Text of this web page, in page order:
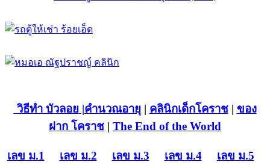
วิธีทำ บัวลอย |คำนวณอายุ | คลินิกเด็กโคราช| ของ
ฝาก โคราช | The End of the World
เลข ม.1 เลข ม.2 เลข ม.3 เลข ม.4
เลข ม.5